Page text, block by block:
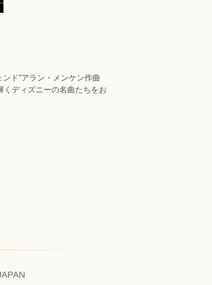
ド”アラン・メンケン作曲
くディズニーの名曲たちをお